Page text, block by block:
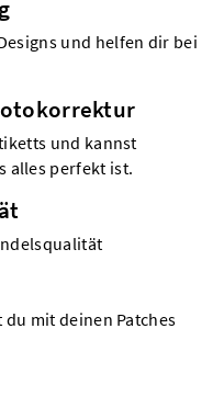
und helfen dir bei
und kannst
alles perfekt ist.
mit deinen Patches